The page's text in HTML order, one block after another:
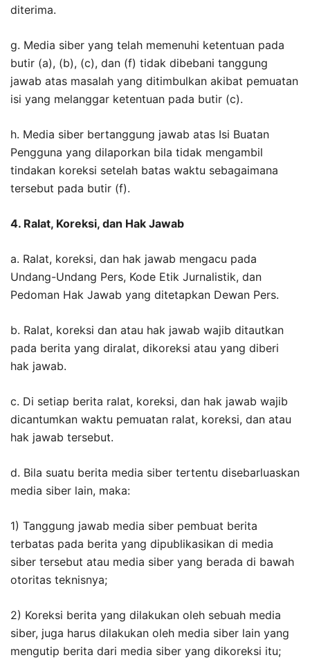
diterima.
g. Media siber yang telah memenuhi ketentuan pada
butir (a), (b), (c), dan (f) tidak dibebani tanggung
jawab atas masalah yang ditimbulkan akibat pemuatan
isi yang melanggar ketentuan pada butir (c).
h. Media siber bertanggung jawab atas Isi Buatan
Pengguna yang dilaporkan bila tidak mengambil
tindakan koreksi setelah batas waktu sebagaimana
tersebut pada butir (f).
4. Ralat, Koreksi, dan Hak Jawab
a. Ralat, koreksi, dan hak jawab mengacu pada
Undang-Undang Pers, Kode Etik Jurnalistik, dan
Pedoman Hak Jawab yang ditetapkan Dewan Pers.
b. Ralat, koreksi dan atau hak jawab wajib ditautkan
pada berita yang diralat, dikoreksi atau yang diberi
hak jawab.
c. Di setiap berita ralat, koreksi, dan hak jawab wajib
dicantumkan waktu pemuatan ralat, koreksi, dan atau
hak jawab tersebut.
d. Bila suatu berita media siber tertentu disebarluaskan
media siber lain, maka:
1) Tanggung jawab media siber pembuat berita
terbatas pada berita yang dipublikasikan di media
siber tersebut atau media siber yang berada di bawah
otoritas teknisnya;
2) Koreksi berita yang dilakukan oleh sebuah media
siber, juga harus dilakukan oleh media siber lain yang
mengutip berita dari media siber yang dikoreksi itu;